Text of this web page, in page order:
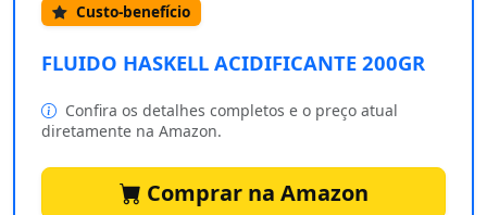
Custo-benefício
FLUIDO HASKELL ACIDIFICANTE 200GR
Confira os detalhes completos e o preço atual
diretamente na Amazon.
Comprar na Amazon